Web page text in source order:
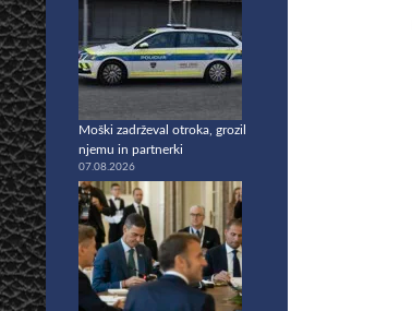
Moški zadrževal otroka, grozil
njemu in partnerki
07.08.2026